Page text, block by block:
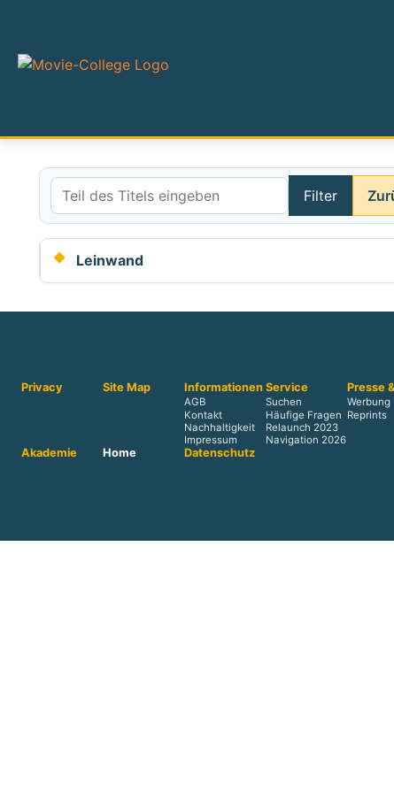
Teil des Titels eingeben
Filter
Leinwand
Privacy Site Map Informationen
AGB
Kontakt
Nachhaltigkeit
Impressum
Service
Suchen
Häufige Fragen
Relaunch 2023
Navigation 2026
Presse
Werbung
Reprints
Akademie Home Datenschutz